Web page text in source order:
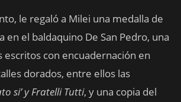
le regaló a Milei una medalla de
en el baldaquino De San Pedro, una
escritos con encuadernación en
dorados, entre ellos las
si’ y Fratelli Tutti, y una copia del